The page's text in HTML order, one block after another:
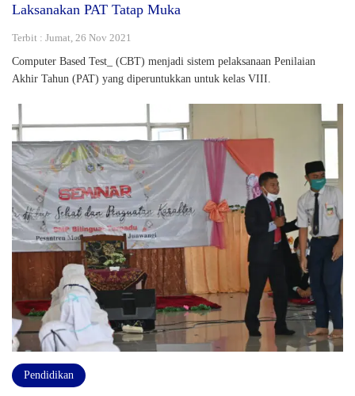
Laksanakan PAT Tatap Muka
Terbit : Jumat, 26 Nov 2021
Computer Based Test_ (CBT) menjadi sistem pelaksanaan Penilaian
Akhir Tahun (PAT) yang diperuntukkan untuk kelas VIII.
Pendidikan